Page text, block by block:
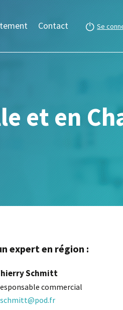
Contact Se
et en
expert en région :
Schmitt
commercial